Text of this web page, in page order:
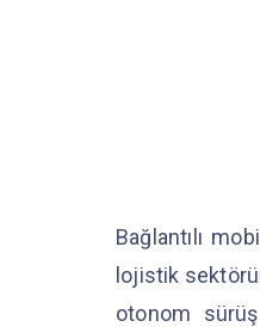
Bağlantılı
lojistik
otonom